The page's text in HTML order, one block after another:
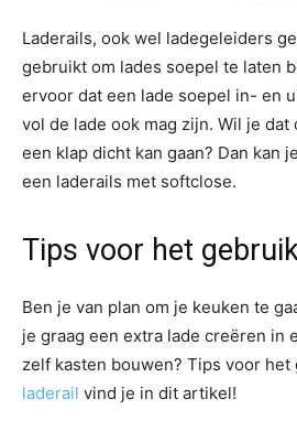
Laderails, ook wel ladegeleiders
gebruikt om lades soepel te laten
ervoor dat een lade soepel in- en
vol de lade ook mag zijn. Wil je
een klap dicht kan gaan? Dan kan
een laderails met softclose.
Tips voor het
Ben je van plan om je keuken te
je graag een extra lade creëren in
zelf kasten bouwen? Tips voor het
laderail vind je in dit artikel!